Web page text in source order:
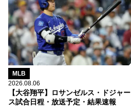
MLB
2026.08.06
【大谷翔平】ロサンゼルス・ドジャー
ス試合日程・放送予定・結果速報